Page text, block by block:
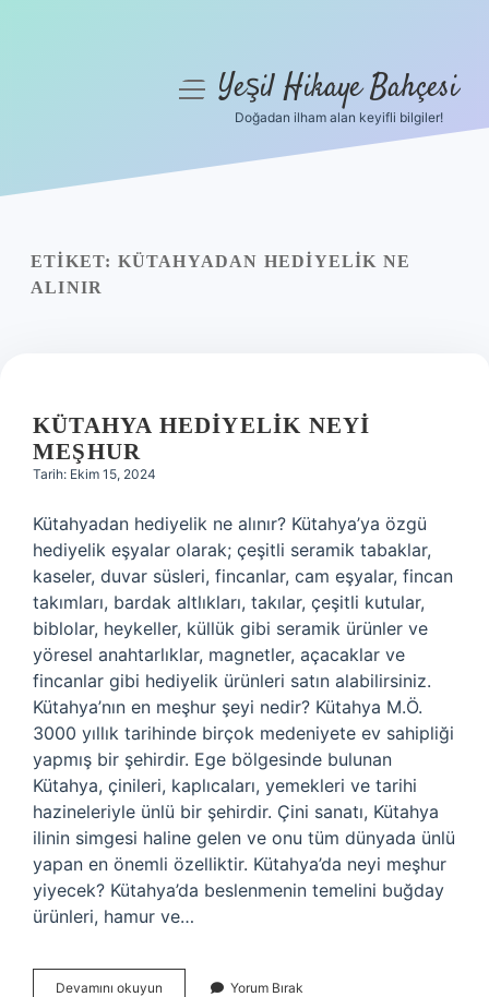
Yasal Uyarı
menüyüYeşil Hikaye Bahçesi
Doğadan ilham alan keyifli bilgiler!
ETIKET: KÜTAHYADAN HEDIYELIK NE
ALINIR
KÜTAHYA HEDIYELIK NEYI
MEŞHUR
Tarih: Ekim 15, 2024
Kütahyadan hediyelik ne alınır? Kütahya’ya özgü
hediyelik eşyalar olarak; çeşitli seramik tabaklar,
kaseler, duvar süsleri, fincanlar, cam eşyalar, fincan
takımları, bardak altlıkları, takılar, çeşitli kutular,
biblolar, heykeller, küllük gibi seramik ürünler ve
yöresel anahtarlıklar, magnetler, açacaklar ve
fincanlar gibi hediyelik ürünleri satın alabilirsiniz.
Kütahya’nın en meşhur şeyi nedir? Kütahya M.Ö.
3000 yıllık tarihinde birçok medeniyete ev sahipliği
yapmış bir şehirdir. Ege bölgesinde bulunan
Kütahya, çinileri, kaplıcaları, yemekleri ve tarihi
hazineleriyle ünlü bir şehirdir. Çini sanatı, Kütahya
ilinin simgesi haline gelen ve onu tüm dünyada ünlü
yapan en önemli özelliktir. Kütahya’da neyi meşhur
yiyecek? Kütahya’da beslenmenin temelini buğday
ürünleri, hamur ve…
Devamını okuyun Kütahya
Yorum Bırak